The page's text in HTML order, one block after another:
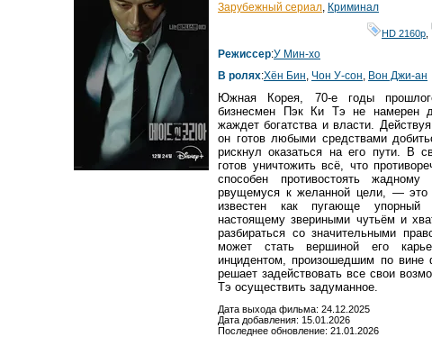
Зарубежный сериал, Криминал
HD 2160р
Режиссер:У Мин-хо
В ролях:Хён Бин, Чон У-сон, Вон Джи-ан
Южная Корея, 70-е годы
бизнесмен Пэк Ки Тэ не намерен
жаждет богатства и власти.
он готов любыми средствами
рискнул оказаться на его пути. В
готов уничтожить всё, что
способен противостоять
рвущемуся к желанной цели, —
известен как пугающе упорный
настоящему звериными чутьём и
разбираться со значительными
может стать вершиной его
инцидентом, произошедшим по вине
решает задействовать все свои
Тэ осуществить задуманное.
Дата выхода фильма: 24.12.2025
Дата добавления: 15.01.2026
Последнее обновление: 21.01.2026